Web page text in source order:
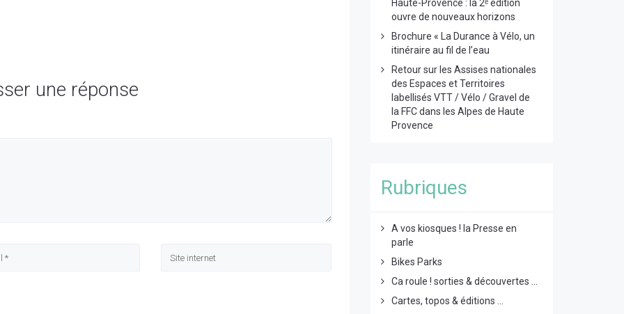
une réponse
Haute-Provence : la 2ᵉ édition
ouvre de nouveaux horizons
Brochure « La Durance à Vélo, un
itinéraire au fil de l’eau
Retour sur les Assises nationales
des Espaces et Territoires
labellisés VTT / Vélo / Gravel de
la FFC dans les Alpes de Haute
Provence
Rubriques
A vos kiosques ! la Presse en
parle
Bikes Parks
Ca roule ! sorties & découvertes ...
Cartes, topos & éditions ...